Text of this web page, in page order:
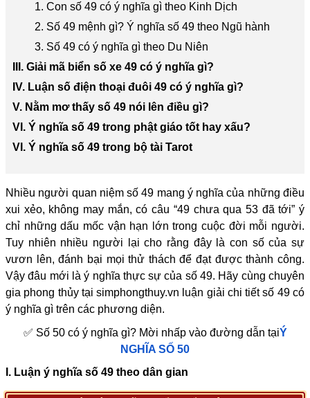
1. Con số 49 có ý nghĩa gì theo Kinh Dịch
2. Số 49 mệnh gì? Ý nghĩa số 49 theo Ngũ hành
3. Số 49 có ý nghĩa gì theo Du Niên
III. Giải mã biển số xe 49 có ý nghĩa gì?
IV. Luận số điện thoại đuôi 49 có ý nghĩa gì?
V. Nằm mơ thấy số 49 nói lên điều gì?
VI. Ý nghĩa số 49 trong phật giáo tốt hay xấu?
VI. Ý nghĩa số 49 trong bộ tài Tarot
Nhiều người quan niệm số 49 mang ý nghĩa của những điều
xui xẻo, không may mắn, có câu “49 chưa qua 53 đã tới” ý
chỉ những dấu mốc vận hạn lớn trong cuộc đời mỗi người.
Tuy nhiên nhiều người lại cho rằng đây là con số của sự
vươn lên, đánh bại mọi thử thách để đạt được thành công.
Vậy đâu mới là ý nghĩa thực sự của số 49. Hãy cùng chuyên
gia phong thủy tại simphongthuy.vn luận giải chi tiết số 49 có
ý nghĩa gì trên các phương diện.
✅ Số 50 có ý nghĩa gì? Mời nhấp vào đường dẫn tạiÝ
NGHĨA SỐ 50
I. Luận ý nghĩa số 49 theo dân gian